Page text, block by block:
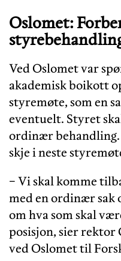
Oslomet:
Ved Oslomet var
akademisk boikott
styremøte, som en
eventuelt. Styret
ordinær
skje i neste
− Vi skal komme
med en ordinær sak
om hva som skal
posisjon, sier rektor
ved Oslomet til